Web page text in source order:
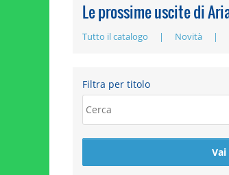
Le prossime uscite di
Tutto il catalogo Novità
Filtra per titolo